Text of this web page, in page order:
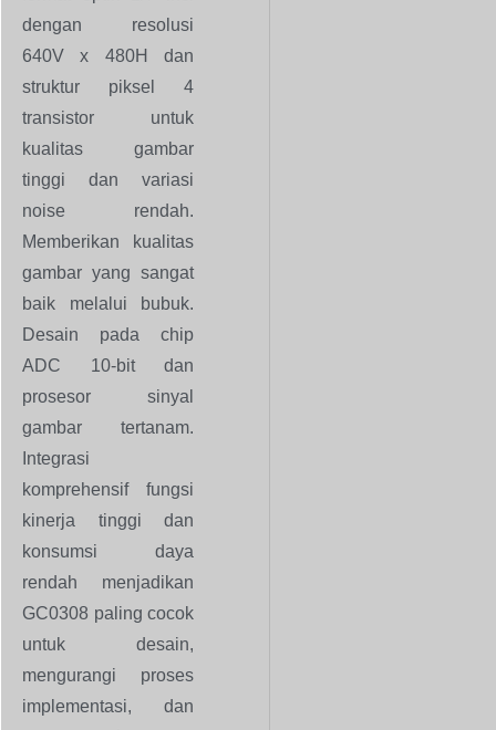
dengan resolusi
640V x 480H dan
struktur piksel 4
transistor untuk
kualitas gambar
tinggi dan variasi
noise rendah.
Memberikan kualitas
gambar yang sangat
baik melalui bubuk.
Desain pada chip
ADC 10-bit dan
prosesor sinyal
gambar tertanam.
Integrasi
komprehensif fungsi
kinerja tinggi dan
konsumsi daya
rendah menjadikan
GC0308 paling cocok
untuk desain,
mengurangi proses
implementasi, dan